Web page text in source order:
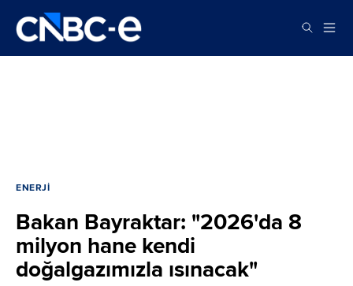
ENERJI
Bakan Bayraktar: "2026'da 8
milyon hane kendi
doğalgazımızla ısınacak"